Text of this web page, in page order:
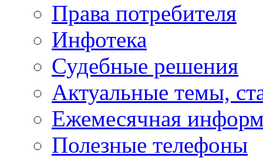
Права потребителя
Инфотека
Судебные решения
Актуальные темы,
Ежемесячная
Полезные телефоны